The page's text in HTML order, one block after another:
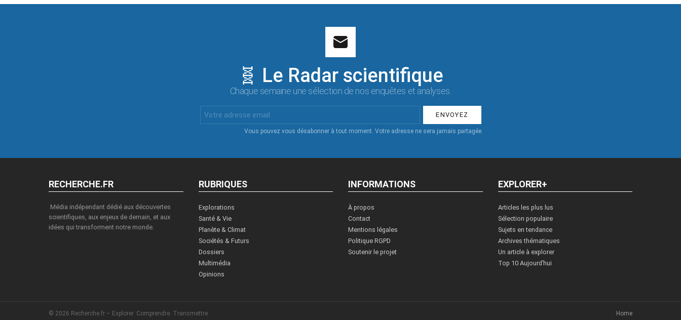
🧬 Le Radar scientifique
Chaque semaine une sélection de nos enquêtes et analyses.
Email
:
Vous pouvez vous désabonner à tout moment. Votre adresse ne sera jamais partagée.
RECHERCHE.FR
Média indépendant dédié aux découvertes
scientifiques, aux enjeux de demain, et aux
idées qui transforment notre monde.
RUBRIQUES
Explorations
Santé & Vie
Planète & Climat
Sociétés & Futurs
Dossiers
Multimédia
Opinions
INFORMATIONS
À propos
Contact
Mentions légales
Politique RGPD
Soutenir le projet
EXPLORER+
Articles les plus lus
Sélection populaire
Sujets en tendance
Archives thématiques
Un article à explorer
Top 10 Aujourd’hui
© 2026 Recherche.fr – Explorer. Comprendre. Transmettre. Home